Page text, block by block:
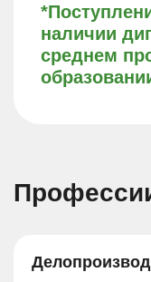
наличии
среднем